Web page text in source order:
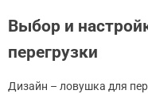
Выбор и
перегрузки
Дизайн – ловушка для